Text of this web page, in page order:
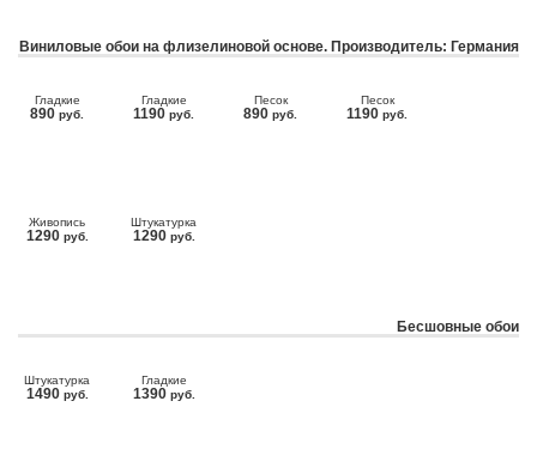
Виниловые обои на флизелиновой основе. Производитель: Германия
Гладкие
890 руб.
Гладкие
1190 руб.
Песок
890 руб.
Песок
1190 руб.
Живопись
1290 руб.
Штукатурка
1290 руб.
Бесшовные обои
Штукатурка
1490 руб.
Гладкие
1390 руб.